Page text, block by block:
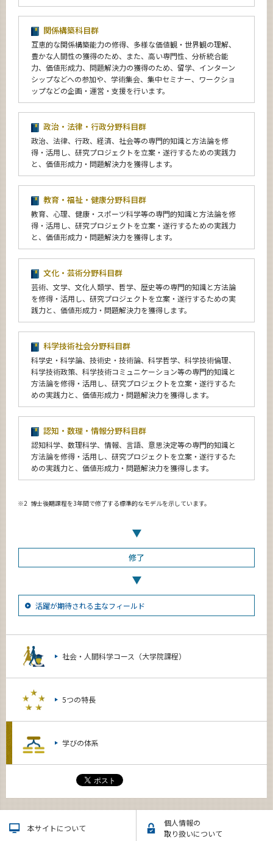
関係構築科目群
互恵的な関係構築能力の修得、多様な価値観・世界観の理解、
豊かな人間性の獲得のため、また、高い専門性、分析統合能
力、価値形成力、問題解決力の獲得のため、留学、インターン
シップなどへの参加や、学術集会、集中セミナー、ワークショ
ップなどの企画・運営・支援を行います。
政治・法律・行政分野科目群
政治、法律、行政、経済、社会等の専門的知識と方法論を修
得・活用し、研究プロジェクトを立案・遂行するための実践力
と、価値形成力・問題解決力を獲得します。
教育・福祉・健康分野科目群
教育、心理、健康・スポーツ科学等の専門的知識と方法論を修
得・活用し、研究プロジェクトを立案・遂行するための実践力
と、価値形成力・問題解決力を獲得します。
文化・芸術分野科目群
芸術、文学、文化人類学、哲学、歴史等の専門的知識と方法論
を修得・活用し、研究プロジェクトを立案・遂行するための実
践力と、価値形成力・問題解決力を獲得します。
科学技術社会分野科目群
科学史・科学論、技術史・技術論、科学哲学、科学技術倫理、
科学技術政策、科学技術コミュニケーション等の専門的知識と
方法論を修得・活用し、研究プロジェクトを立案・遂行するた
めの実践力と、価値形成力・問題解決力を獲得します。
認知・数理・情報分野科目群
認知科学、数理科学、情報、言語、意思決定等の専門的知識と
方法論を修得・活用し、研究プロジェクトを立案・遂行するた
めの実践力と、価値形成力・問題解決力を獲得します。
※2 博士後期課程を3年間で修了する標準的なモデルを示しています。
修了
活躍が期待される主なフィールド
社会・人間科学コース（大学院課程）
5つの特長
学びの体系
本サイトについて
個人情報の
取り扱いについて